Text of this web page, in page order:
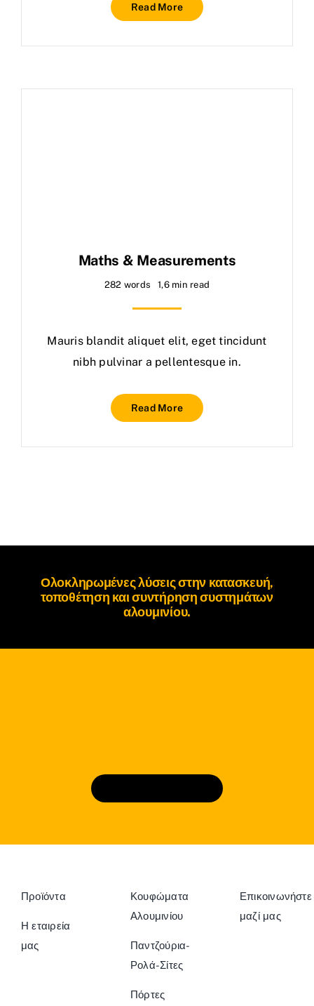
Read More
Maths & Measurements
282 words 1,6 min read
Mauris blandit aliquet elit, eget tincidunt
nibh pulvinar a pellentesque in.
Read More
Ολοκληρωμένες λύσεις στην κατασκευή,
τοποθέτηση και συντήρησησυστημάτων
αλουμινίου.
Προϊόντα
Η εταιρεία
μας
Κουφώματα
Αλουμινίου
Παντζούρια-
Ρολά-Σίτες
Πόρτες
Επικοινωνήστε
μαζί μας